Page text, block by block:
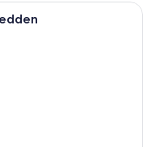
met twee bedden,